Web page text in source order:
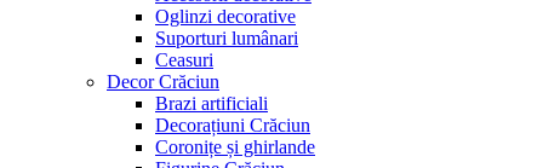
Oglinzi decorative
Suporturi lumânari
Ceasuri
Decor Crăciun
Brazi artificiali
Decorațiuni Crăciun
Coronițe și ghirlande